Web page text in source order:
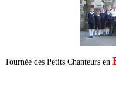
Tournée des Petits Chanteurs en